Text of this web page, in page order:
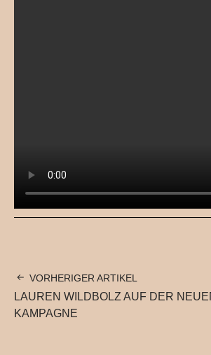
VORHERIGER ARTIKEL
LAUREN WILDBOLZ AUF DER
KAMPAGNE